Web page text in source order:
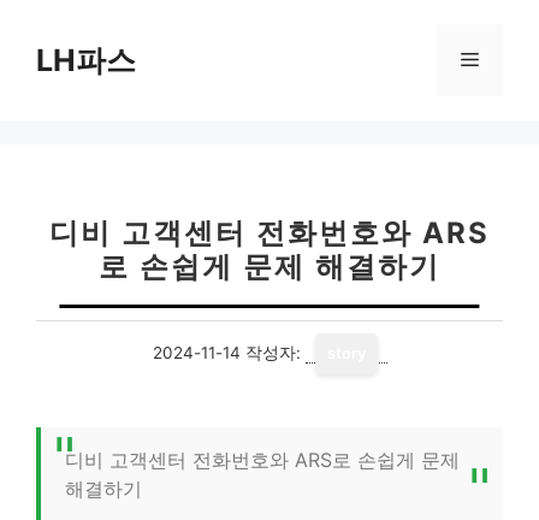
LH파스 메
디비 고객센터 전화번호와 ARS
로 손쉽게 문제 해결하기
2024-11-14 작성자:
디비 고객센터 전화번호와 ARS로 손쉽게 문제
해결하기